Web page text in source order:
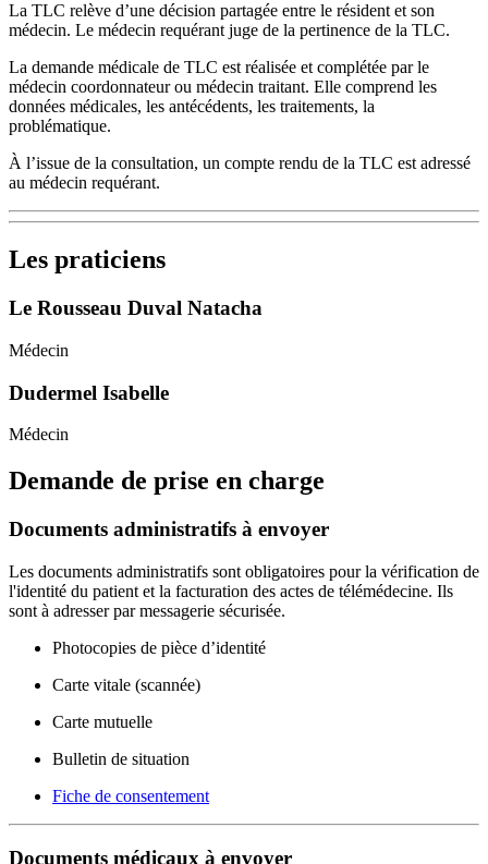
La TLC relève d’une décision partagée entre le résident et son
médecin. Le médecin requérant juge de la pertinence de la TLC.
La demande médicale de TLC est réalisée et complétée par le
médecin coordonnateur ou médecin traitant. Elle comprend les
données médicales, les antécédents, les traitements, la
problématique.
À l’issue de la consultation, un compte rendu de la TLC est adressé
au médecin requérant.
Les praticiens
Le Rousseau Duval Natacha
Médecin
Dudermel Isabelle
Médecin
Demande de prise en charge
Documents administratifs à envoyer
Les documents administratifs sont obligatoires pour la vérification de
l'identité du patient et la facturation des actes de télémédecine. Ils
sont à adresser par messagerie sécurisée.
Photocopies de pièce d’identité
Carte vitale (scannée)
Carte mutuelle
Bulletin de situation
Fiche de consentement
Documents médicaux à envoyer